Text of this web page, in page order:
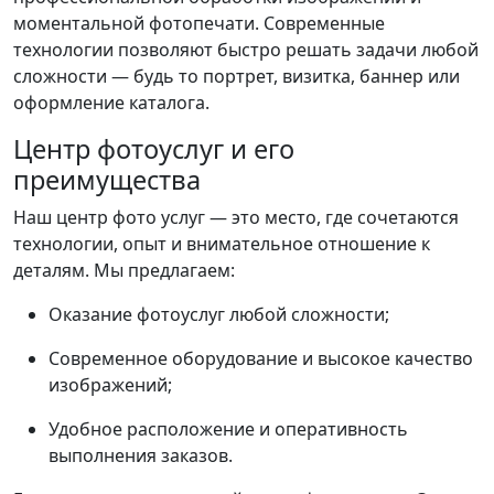
моментальной фотопечати. Современные
технологии позволяют быстро решать задачи любой
сложности — будь то портрет, визитка, баннер или
оформление каталога.
Центр фотоуслуг и его
преимущества
Наш центр фото услуг — это место, где сочетаются
технологии, опыт и внимательное отношение к
деталям. Мы предлагаем:
Оказание фотоуслуг любой сложности;
Современное оборудование и высокое качество
изображений;
Удобное расположение и оперативность
выполнения заказов.